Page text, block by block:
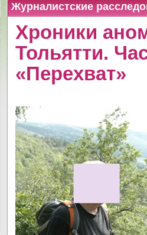
Журналистские
Хроники
Тольятти.
«Перехват»